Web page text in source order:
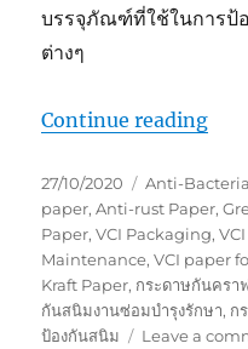
บรรจุภัณฑ์ที่ใช้ในการป้
ต่างๆ
Continue reading“กร
Posted
on
27/10/2020 Tags
Anti-
paper,Anti-rust Paper,
Paper,VCI Packaging,
Maintenance,VCI paper
Kraft Paper, กระดาษกันคร
กันสนิมงานซ่อมบำรุงรักษา, ก
ป้องกันสนิม
Leave a